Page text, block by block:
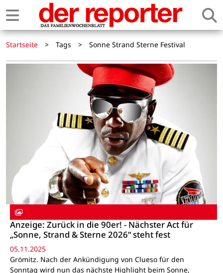
Startseite > Tags > Sonne Strand Sterne Festival
Anzeige: Zurück in die 90er! - Nächster Act für
„Sonne, Strand & Sterne 2026“ steht fest
05.11.2025
Grömitz. Nach der Ankündigung von Clueso für den
Sonntag wird nun das nächste Highlight beim Sonne,